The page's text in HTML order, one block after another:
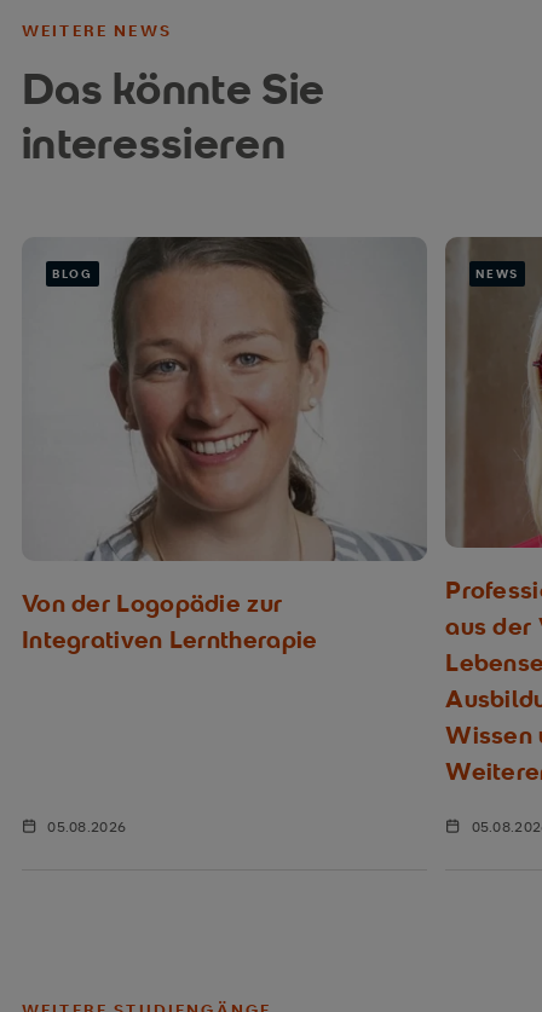
WEITERE NEWS
Das könnte Sie
interessieren
BLOG
Von der Logopädie zur
Integrativen Lerntherapie
05.08.2026
NEWS
aus der
Wissen